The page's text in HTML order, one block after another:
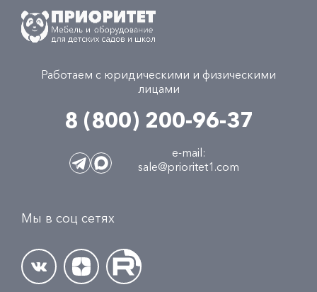
Работаем с юридическими и физическими
лицами
8 (800) 200-96-37
e-mail:
sale@prioritet1.com
Мы в соц сетях